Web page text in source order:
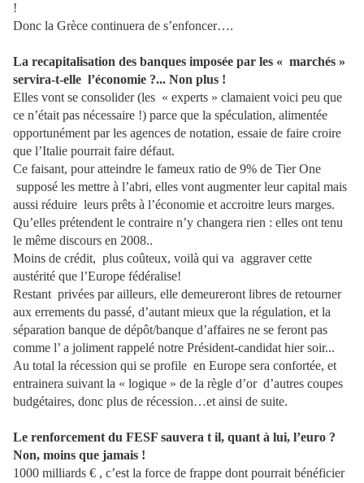
!
Donc la Grèce continuera de s’enfoncer….
La recapitalisation des banques imposée par les « marchés »
servira-t-elle l’économie ?... Non plus !
Elles vont se consolider (les « experts » clamaient voici peu que
ce n’était pas nécessaire !) parce que la spéculation, alimentée
opportunément par les agences de notation, essaie de faire croire
que l’Italie pourrait faire défaut.
Ce faisant, pour atteindre le fameux ratio de 9% de Tier One
supposé les mettre à l’abri, elles vont augmenter leur capital mais
aussi réduire leurs prêts à l’économie et accroitre leurs marges.
Qu’elles prétendent le contraire n’y changera rien : elles ont tenu
le même discours en 2008..
Moins de crédit, plus coûteux, voilà qui va aggraver cette
austérité que l’Europe fédéralise!
Restant privées par ailleurs, elle demeureront libres de retourner
aux errements du passé, d’autant mieux que la régulation, et la
séparation banque de dépôt/banque d’affaires ne se feront pas
comme l’ a joliment rappelé notre Président-candidat hier soir...
Au total la récession qui se profile en Europe sera confortée, et
entrainera suivant la « logique » de la règle d’or d’autres coupes
budgétaires, donc plus de récession…et ainsi de suite.
Le renforcement du FESF sauvera t il, quant à lui, l’euro ?
Non, moins que jamais !
1000 milliards € , c’est la force de frappe dont pourrait bénéficier